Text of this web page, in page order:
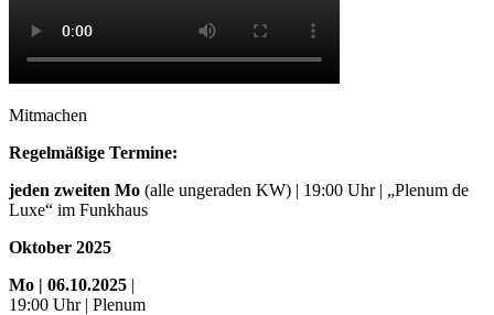
Mitmachen
Regelmäßige Termine:
jeden zweiten Mo (alle ungeraden KW) | 19:00 Uhr | „Plenum de
Luxe“ im Funkhaus
Oktober 2025
Mo | 06.10.2025 |
19:00 Uhr | Plenum